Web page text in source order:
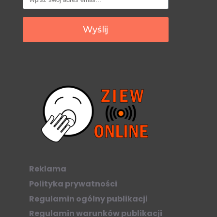
Wyślij
Reklama
Polityka prywatności
Regulamin ogólny publikacji
Regulamin warunków publikacji